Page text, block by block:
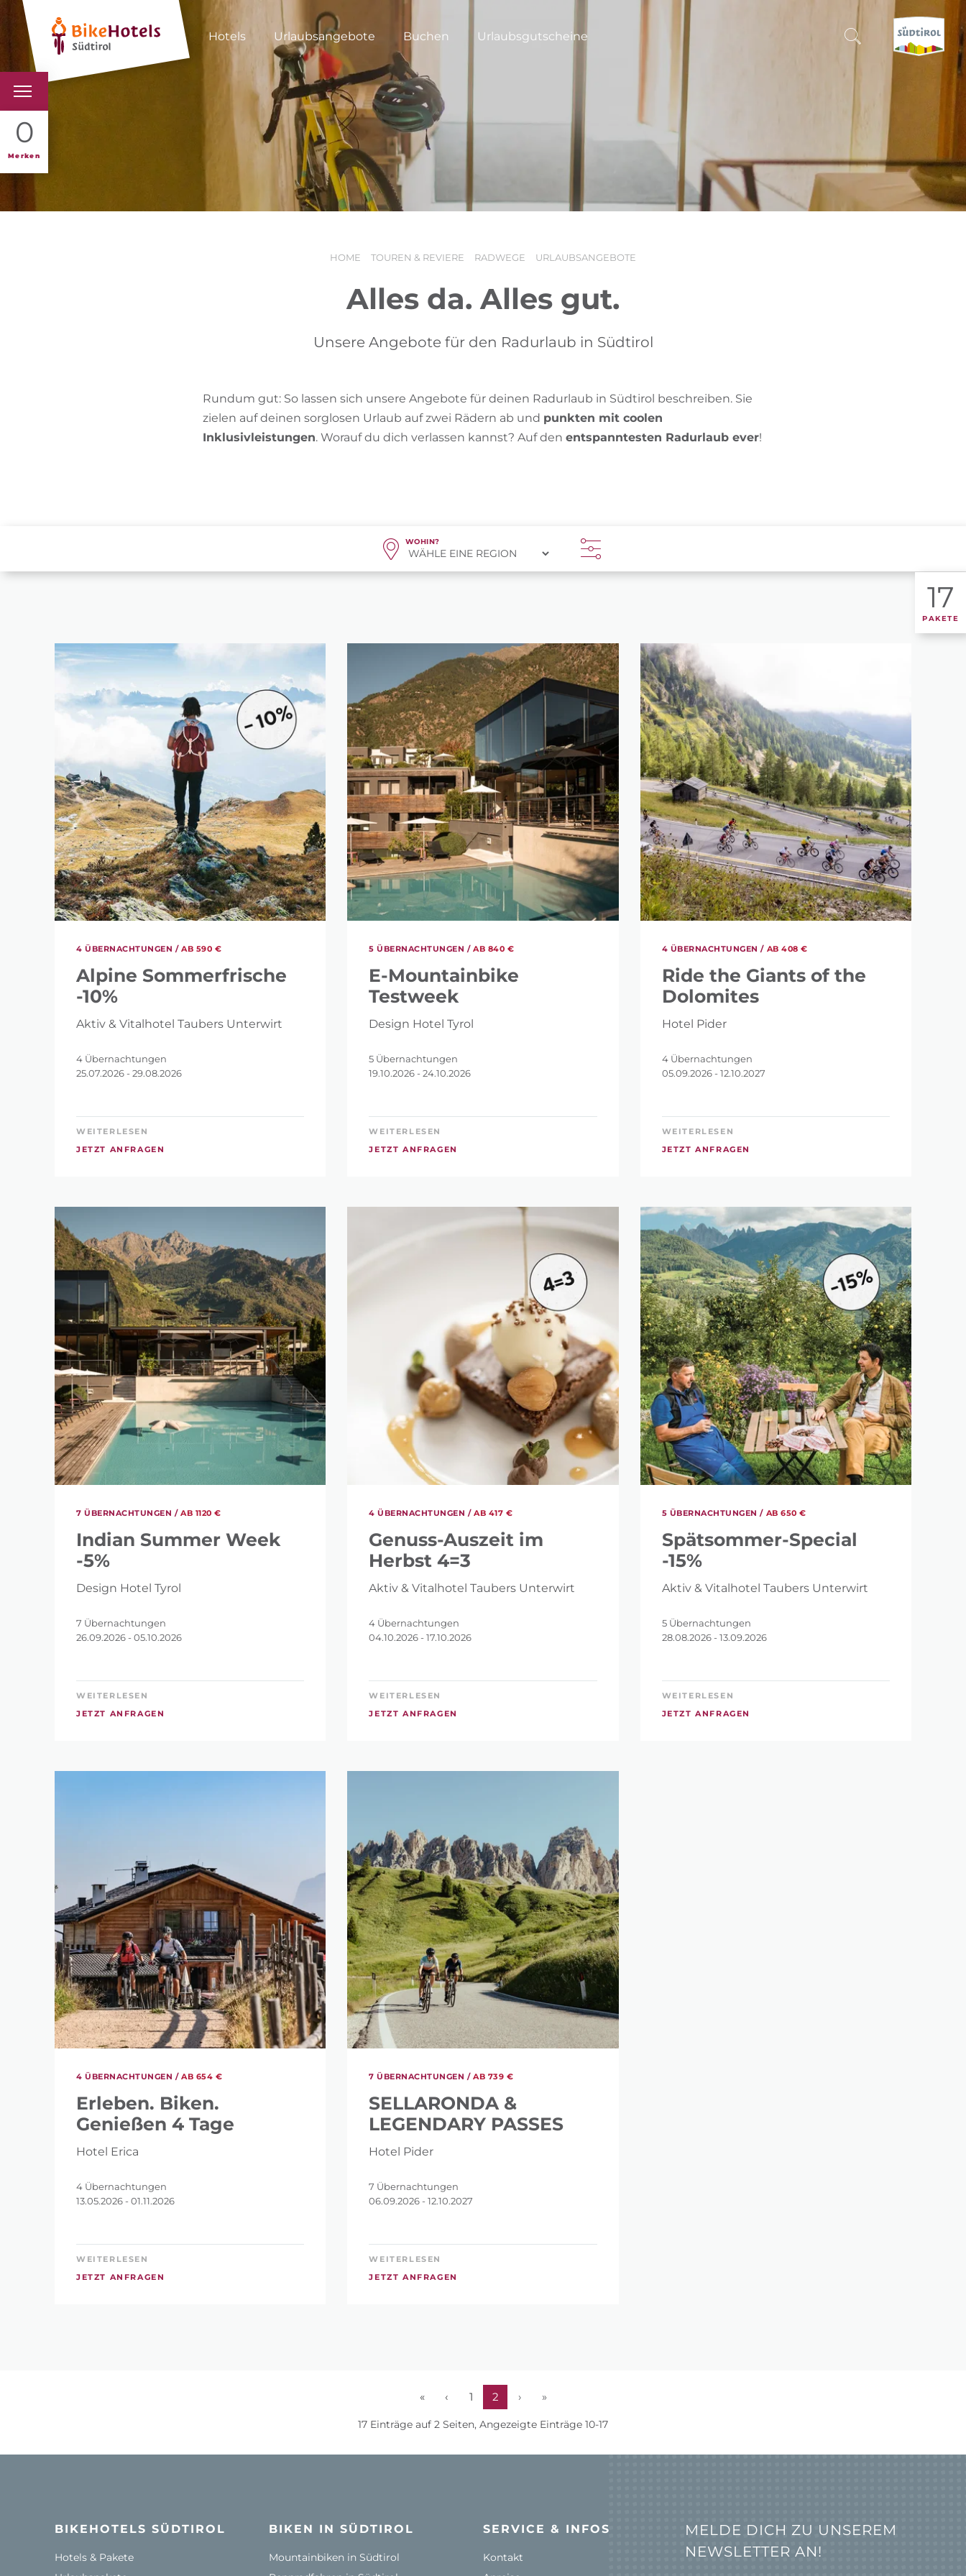
Hotels Urlaubsangebote Buchen Urlaubsgutscheine
0
Merken
HOTELS & PAKETE
TOUREN & REVIERE
SUCHEN & BUCHEN
HOME TOUREN & REVIERE RADWEGE URLAUBSANGEBOTE
Alles da. Alles gut.
Unsere Angebote für den Radurlaub in Südtirol
Rundum gut: So lassen sich unsere Angebote für deinen Radurlaub in Südtirol beschreiben. Sie
zielen auf deinen sorglosen Urlaub auf zwei Rädern ab und punkten mit coolen
Inklusivleistungen. Worauf du dich verlassen kannst? Auf den entspanntesten Radurlaub ever!
WOHIN?
SUCHE VERFEINERN?
SUCHBEGRIFF
VERFÜGBARKEITS-CHECKER: IN WELCHEM ZEITRAUM MÖCHTEST DU URLAUB MACHEN?
-
306 €
1.120 €
7
17
PAKETE
4 ÜBERNACHTUNGEN / AB 590 €
Alpine Sommerfrische
-10%
Aktiv & Vitalhotel Taubers Unterwirt
4 Übernachtungen
25.07.2026 - 29.08.2026
WEITERLESEN
JETZT ANFRAGEN
5 ÜBERNACHTUNGEN / AB 840 €
E-Mountainbike
Testweek
Design Hotel Tyrol
5 Übernachtungen
19.10.2026 - 24.10.2026
WEITERLESEN
JETZT ANFRAGEN
4 ÜBERNACHTUNGEN / AB 408 €
Ride the Giants of the
Dolomites
Hotel Pider
4 Übernachtungen
05.09.2026 - 12.10.2027
WEITERLESEN
JETZT ANFRAGEN
7 ÜBERNACHTUNGEN / AB 1120 €
Indian Summer Week
-5%
Design Hotel Tyrol
7 Übernachtungen
26.09.2026 - 05.10.2026
WEITERLESEN
JETZT ANFRAGEN
4 ÜBERNACHTUNGEN / AB 417 €
Genuss-Auszeit im
Herbst 4=3
Aktiv & Vitalhotel Taubers Unterwirt
4 Übernachtungen
04.10.2026 - 17.10.2026
WEITERLESEN
JETZT ANFRAGEN
5 ÜBERNACHTUNGEN / AB 650 €
Spätsommer-Special
-15%
Aktiv & Vitalhotel Taubers Unterwirt
5 Übernachtungen
28.08.2026 - 13.09.2026
WEITERLESEN
JETZT ANFRAGEN
4 ÜBERNACHTUNGEN / AB 654 €
Erleben. Biken.
Genießen 4 Tage
Hotel Erica
4 Übernachtungen
13.05.2026 - 01.11.2026
WEITERLESEN
JETZT ANFRAGEN
7 ÜBERNACHTUNGEN / AB 739 €
SELLARONDA &
LEGENDARY PASSES
Hotel Pider
7 Übernachtungen
06.09.2026 - 12.10.2027
WEITERLESEN
JETZT ANFRAGEN
« ‹ 1 2 › »
17 Einträge auf 2 Seiten, Angezeigte Einträge 10-17
BIKEHOTELS SÜDTIROL
Hotels & Pakete
BIKEN IN SÜDTIROL
Mountainbiken in Südtirol
SERVICE & INFOS
Kontakt
MELDE DICH ZU UNSEREM
NEWSLETTER AN!